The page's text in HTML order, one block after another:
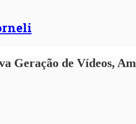
Geração de Vídeos,